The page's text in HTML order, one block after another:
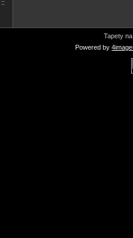
::
Tapety
Powered by